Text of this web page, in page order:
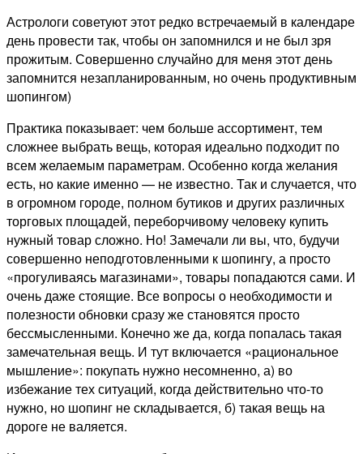
Астрологи советуют этот редко встречаемый в календаре
день провести так, чтобы он запомнился и не был зря
прожитым. Совершенно случайно для меня этот день
запомнится незапланированным, но очень продуктивным
шопингом)
Практика показывает: чем больше ассортимент, тем
сложнее выбрать вещь, которая идеально подходит по
всем желаемым параметрам. Особенно когда желания
есть, но какие именно — не известно. Так и случается, что
в огромном городе, полном бутиков и других различных
торговых площадей, переборчивому человеку купить
нужный товар сложно. Но! Замечали ли вы, что, будучи
совершенно неподготовленными к шопингу, а просто
«прогуливаясь магазинами», товары попадаются сами. И
очень даже стоящие. Все вопросы о необходимости и
полезности обновки сразу же становятся просто
бессмысленными. Конечно же да, когда попалась такая
замечательная вещь. И тут включается «рациональное
мышление»: покупать нужно несомненно, а) во
избежание тех ситуаций, когда действительно что-то
нужно, но шопинг не складывается, б) такая вещь на
дороге не валяется.